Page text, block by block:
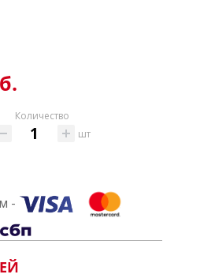
Количество
шт
-